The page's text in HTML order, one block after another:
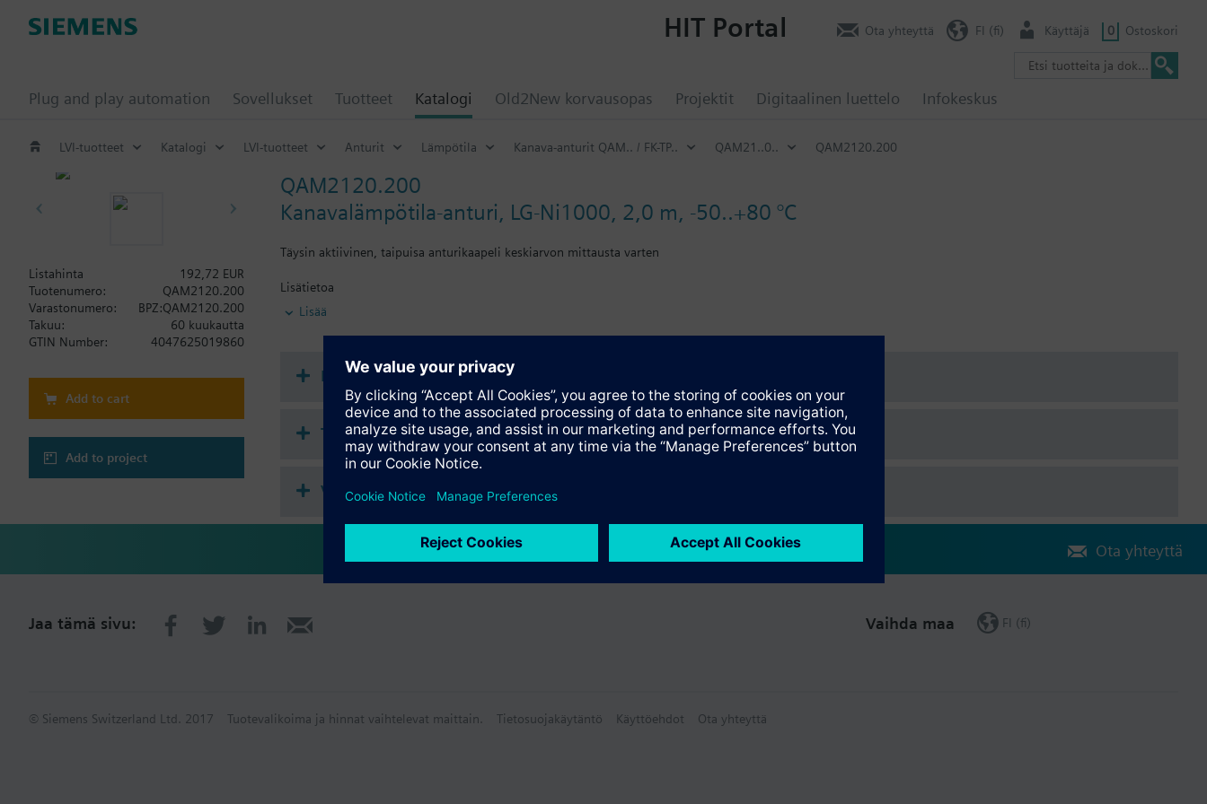
Plug and play automation Sovellukset Tuotteet Katalogi Old2New korvausopas Projektit Digitaalinen luettelo Infokeskus
HIT Portal Ota yhteyttä FI (fi) Käyttäjä 0 Ostoskori
LVI-tuotteet Katalogi LVI-tuotteet Anturit Lämpötila Kanava-anturit QAM.. / FK-TP.. QAM21..0.. QAM2120.200
QAM2120.200
Kanavalämpötila-anturi, LG-Ni1000, 2,0 m, -50..+80 °C
Täysin aktiivinen, taipuisa anturikaapeli keskiarvon mittausta varten
Lisätietoa
Huomautus kiinnitystavasta:
Toimitukseen sisältyy asennuslaippa.
Lisää
Listahinta
192,72 EUR
Tuotenumero:
QAM2120.200
Varastonumero:
BPZ:QAM2120.200
Takuu:
60 kuukautta
GTIN Number:
4047625019860
Add to cart
Add to project
Dokumentaatio
Tekninen yhteenveto
Valittavat lisävarusteet
Ota yhteyttä
Jaa tämä sivu: Vaihda maa FI (fi)
© Siemens Switzerland Ltd. 2017 Tuotevalikoima ja hinnat vaihtelevat maittain. Tietosuojakäytäntö Käyttöehdot Ota yhteyttä